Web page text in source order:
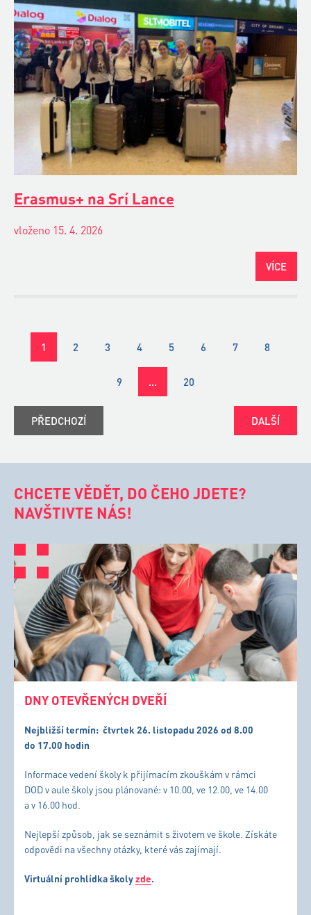
Erasmus+ na Srí Lance
vloženo 15. 4. 2026
VÍCE
PŘEDCHOZÍ
1 2 3 4 5 6 7 8
9 … 20
DALŠÍ
CHCETE VĚDĚT, DO ČEHO JDETE?
NAVŠTIVTE NÁS!
DNY OTEVŘENÝCH DVEŘÍ
Nejbližší termín: čtvrtek 26. listopadu 2026 od 8.00
do 17.00 hodin
Informace vedení školy k přijímacím zkouškám v rámci
DOD v aule školy jsou plánované: v 10.00, ve 12.00, ve 14.00
a v 16.00 hod.
Nejlepší způsob, jak se seznámit s životem ve škole. Získáte
odpovědi na všechny otázky, které vás zajímají.
Virtuální prohlídka školyzde.